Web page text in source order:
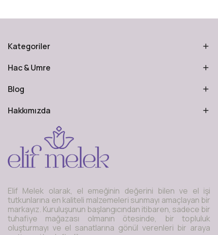
Kategoriler
Hac & Umre
Blog
Hakkımızda
Elif Melek olarak, el emeğinin değerini bilen ve el işi
tutkunlarına en kaliteli malzemeleri sunmayı amaçlayan bir
markayız. Kuruluşunun başlangıcından itibaren, sadece bir
tuhafiye mağazası olmanın ötesinde, bir topluluk
oluşturmayı ve el sanatlarına gönül verenleri bir araya